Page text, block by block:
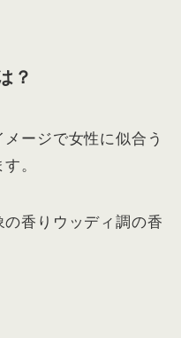
？
ージで女性に似合う
。
香りウッディ調の香